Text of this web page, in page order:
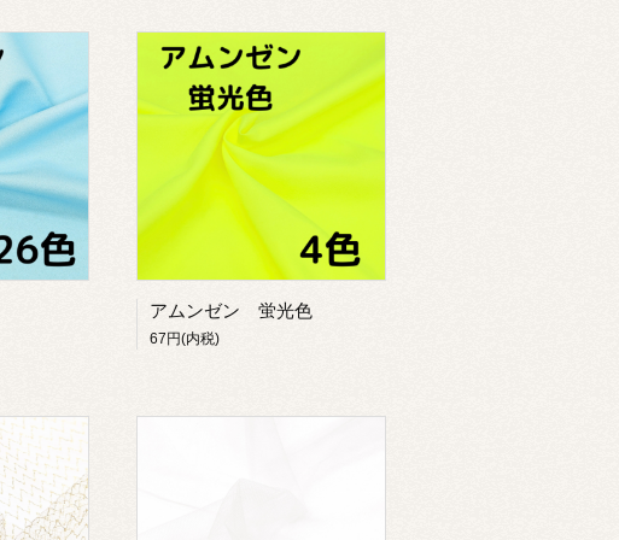
アムンゼン 蛍光色
67円(内税)